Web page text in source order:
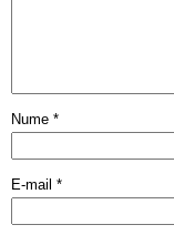
Nume *
E-mail *